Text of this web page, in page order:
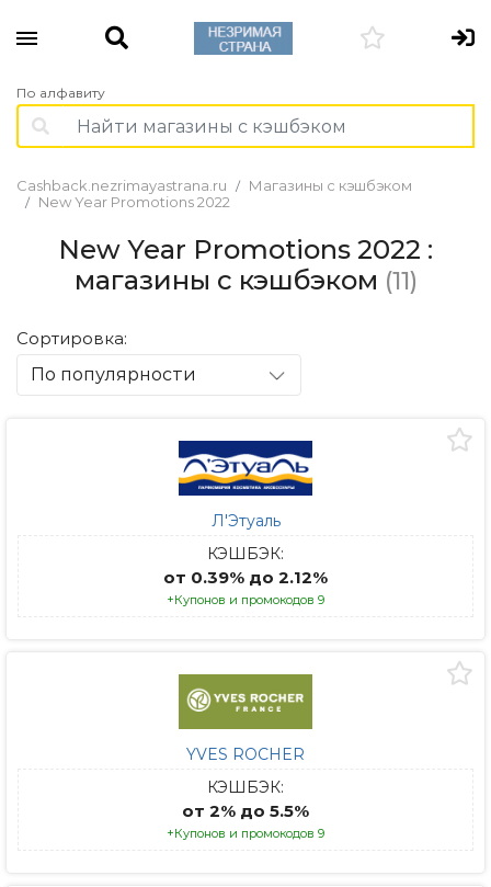
По алфавиту
Cashback.nezrimayastrana.ru
Магазины с кэшбэком
New Year Promotions 2022
New Year Promotions 2022 :
магазины с кэшбэком (11)
Сортировка:
По популярности
Л'Этуаль
КЭШБЭК:
от 0.39% до 2.12%
+Купонов и промокодов 9
YVES ROCHER
КЭШБЭК:
от 2% до 5.5%
+Купонов и промокодов 9